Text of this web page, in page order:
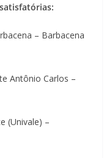
– Barbacena
Antônio Carlos –
(Univale) –